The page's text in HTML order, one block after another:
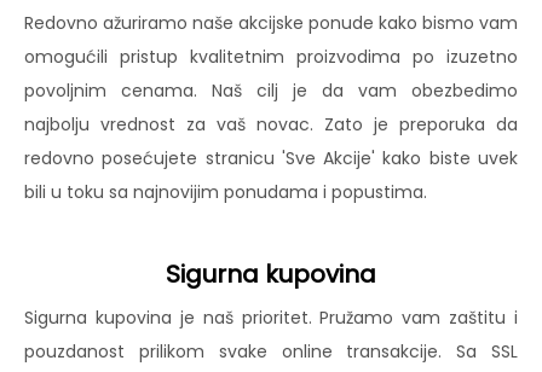
Redovno ažuriramo naše akcijske ponude kako bismo vam
omogućili pristup kvalitetnim proizvodima po izuzetno
povoljnim cenama. Naš cilj je da vam obezbedimo
najbolju vrednost za vaš novac. Zato je preporuka da
redovno posećujete stranicu 'Sve Akcije' kako biste uvek
bili u toku sa najnovijim ponudama i popustima.
Sigurna kupovina
Sigurna kupovina je naš prioritet. Pružamo vam zaštitu i
pouzdanost prilikom svake online transakcije. Sa SSL